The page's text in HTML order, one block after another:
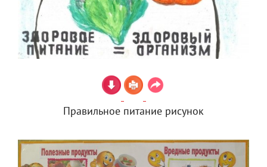
Правильное питание рисунок